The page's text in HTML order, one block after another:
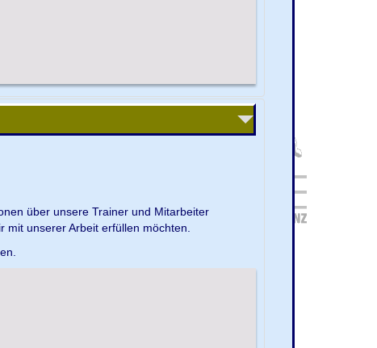
über unsere Trainer und Mitarbeiter
unserer Arbeit erfüllen möchten.